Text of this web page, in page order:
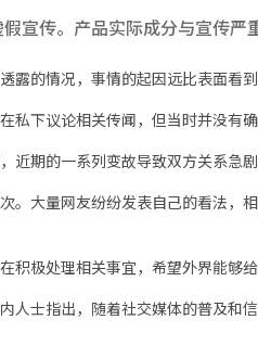
传。产品实际成分与宣传严
的情况，事情的起因远比表面看到
下议论相关传闻，但当时并没有
期的一系列变故导致双方关系急
大量网友纷纷发表自己的看法
极处理相关事宜，希望外界能够
士指出，随着社交媒体的普及